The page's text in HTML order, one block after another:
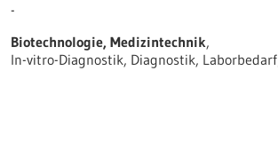
-
Biotechnologie, Medizintechnik,
In-vitro-Diagnostik, Diagnostik,